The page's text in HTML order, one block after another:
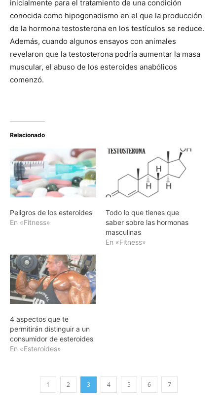
inicialmente para el tratamiento de una condición
conocida como hipogonadismo en el que la producción
de la hormona testosterona en los testículos se reduce.
Además, cuando algunos ensayos con animales
revelaron que la testosterona podría aumentar la masa
muscular, el abuso de los esteroides anabólicos
comenzó.
Relacionado
Peligros de los esteroides
En «Fitness»
Todo lo que tienes que
saber sobre las hormonas
masculinas
En «Fitness»
4 aspectos que te
permitirán distinguir a un
consumidor de esteroides
En «Esteroides»
1 2 3 4 5 6 7